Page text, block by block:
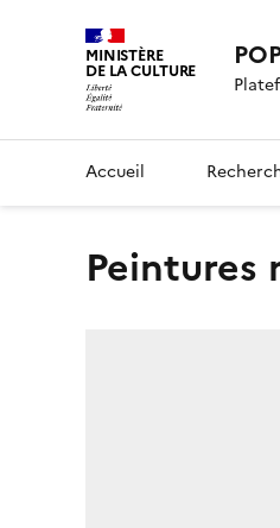
MINISTÈRE
DE LA CULTURE
Accueil